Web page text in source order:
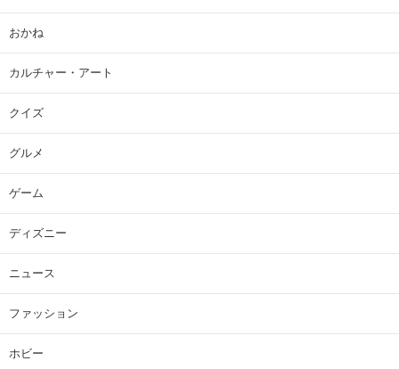
おかね
カルチャー・アート
クイズ
グルメ
ゲーム
ディズニー
ニュース
ファッション
ホビー